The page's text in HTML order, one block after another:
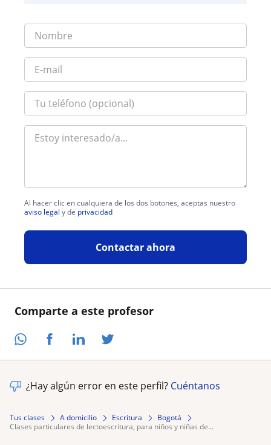
Comparte a este profesor
Al hacer clic en cualquiera de los dos botones, aceptas nuestro
aviso legal y de privacidad
Contactar ahora
¿Hay algún error en este perfil? Cuéntanos
Tus clases A domicilio Escritura
Bogotá
clases particulares de lectoescritura, para niños y niñas de...